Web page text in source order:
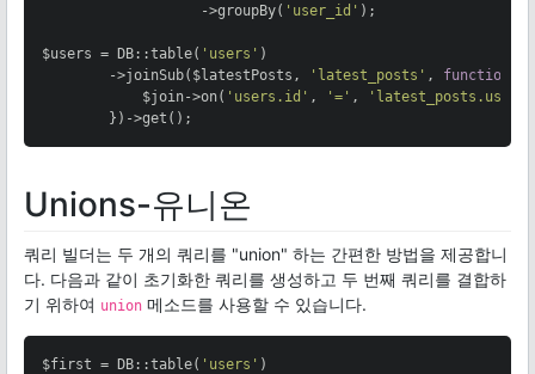
                   ->groupBy(
'user_id' );
$users = DB::table( 'users' )
        ->joinSub($latestPosts,
'latest_posts' , function
            $join->on(
'users.id' , '=' ,
        })->get();
Unions-유니온
쿼리 빌더는 두 개의 쿼리를 "union" 하는 간편한 방법을 제공합니
다. 다음과 같이 초기화한 쿼리를 생성하고 두 번째 쿼리를 결합하
기 위하여 union 메소드를 사용할 수 있습니다.
$first = DB::table( 'users' )